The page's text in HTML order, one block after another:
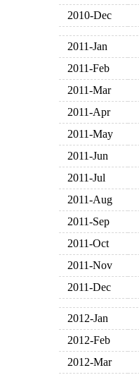
2010-Dec
2011-Jan
2011-Feb
2011-Mar
2011-Apr
2011-May
2011-Jun
2011-Jul
2011-Aug
2011-Sep
2011-Oct
2011-Nov
2011-Dec
2012-Jan
2012-Feb
2012-Mar